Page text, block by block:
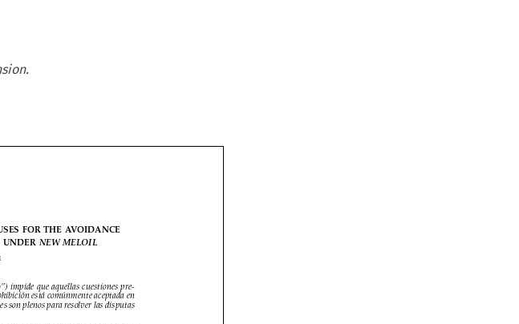
    
   



for thE
avoidancE
new meloil